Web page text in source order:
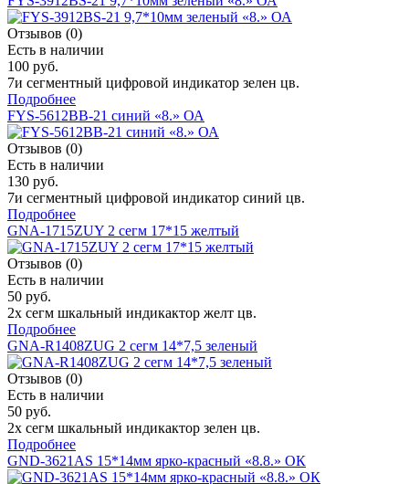
Отзывов (0)
Есть в наличии
100 руб.
7и сегментный цифровой индикатор зелен цв.
Подробнее
FYS-5612BB-21 синий «8.» ОА
Отзывов (0)
Есть в наличии
130 руб.
7и сегментный цифровой индикатор синий цв.
Подробнее
GNA-1715ZUY 2 сегм 17*15 желтый
Отзывов (0)
Есть в наличии
50 руб.
2х сегм шкальный индикактор желт цв.
Подробнее
GNA-R1408ZUG 2 сегм 14*7,5 зеленый
Отзывов (0)
Есть в наличии
50 руб.
2х сегм шкальный индикактор зелен цв.
Подробнее
GND-3621AS 15*14мм ярко-красный «8.8.» ОК